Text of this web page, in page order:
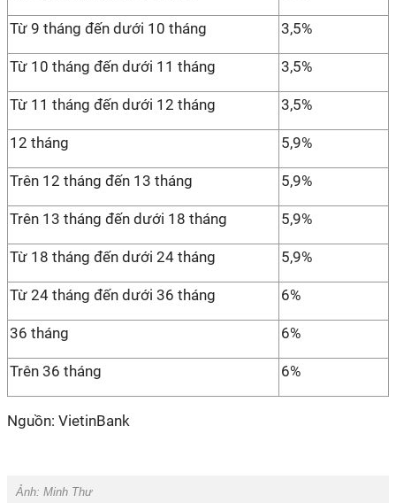
Từ 9 tháng đến dưới 10 tháng 3,5%
Từ 10 tháng đến dưới 11 tháng 3,5%
Từ 11 tháng đến dưới 12 tháng 3,5%
12 tháng 5,9%
Trên 12 tháng đến 13 tháng 5,9%
Trên 13 tháng đến dưới 18 tháng 5,9%
Từ 18 tháng đến dưới 24 tháng 5,9%
Từ 24 tháng đến dưới 36 tháng 6%
36 tháng 6%
Trên 36 tháng 6%
Nguồn: VietinBank
Ảnh: Minh Thư